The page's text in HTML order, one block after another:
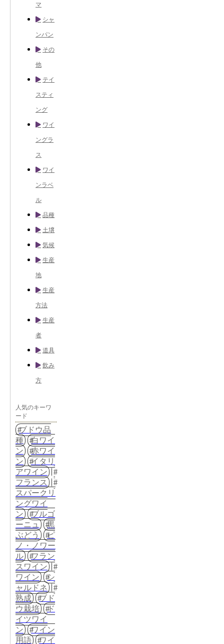
マ
シャ
ンパン
その
他
テイ
スティ
ング
ワイ
ングラ
ス
ワイ
ンラベ
ル
品種
土壌
気候
生産
地
生産
方法
生産
者
道具
飲み
方
人気のキーワ
ード
ブドウ品
種
白ワイ
ン
赤ワイ
ン
イタリ
アワイン
フランス
スパークリ
ングワイ
ン
ブルゴ
ーニュ
黒
ぶどう
ピ
ノ・ノワー
ル
フラン
スワイン
ワイン
シ
ャルドネ
熟成
ブド
ウ栽培
ド
イツワイ
ン
ワイン
用語
ワイ